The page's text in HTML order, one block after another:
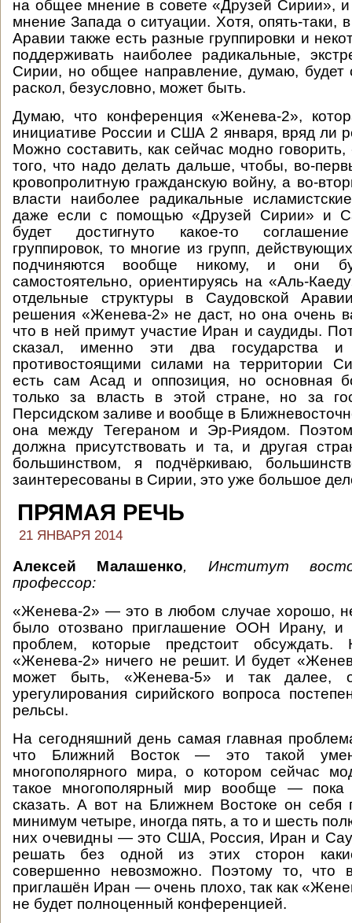
на общее мнение в совете «Друзей Сирии»,
мнение Запада о ситуации. Хотя, опять-таки,
Аравии также есть разные группировки и
поддерживать наиболее радикальные,
Сирии, но общее направление, думаю, будет
раскол, безусловно, может быть.
Думаю, что конференция «Женева-2»,
инициативе России и США 2 января, вряд ли
Можно составить, как сейчас модно
того, что надо делать дальше, чтобы, во-
кровопролитную гражданскую войну, а во-
власти наиболее радикальные
даже если с помощью «Друзей Сирии» и
будет достигнуто какое-то
группировок, то многие из групп,
подчиняются вообще никому, и они
самостоятельно, ориентируясь на «Аль-
отдельные структуры в Саудовской
решения «Женева-2» не даст, но она очень
что в ней примут участие Иран и саудиды.
сказал, именно эти два государства и
противостоящими силами на территории
есть сам Асад и оппозиция, но основная
только за власть в этой стране, но за
Персидском заливе и вообще в
она между Тегераном и Эр-Риядом.
должна присутствовать и та, и другая
большинством, я подчёркиваю,
заинтересованы в Сирии, это уже большое
ПРЯМАЯ РЕЧЬ
21 ЯНВАРЯ 2014
Алексей Малашенко, Институт
профессор:
«Женева-2» — это в любом случае хорошо,
было отозвано приглашение ООН Ирану, и
проблем, которые предстоит обсуждать.
«Женева-2» ничего не решит. И будет
может быть, «Женева-5» и так далее,
урегулирования сирийского вопроса
рельсы.
На сегодняшний день самая главная
что Ближний Восток — это такой
многополярного мира, о котором сейчас
такое многополярный мир вообще — пока
сказать. А вот на Ближнем Востоке он себя
минимум четыре, иногда пять, а то и шесть
них очевидны — это США, Россия, Иран и
решать без одной из этих сторон
совершенно невозможно. Поэтому то,
приглашён Иран — очень плохо, так как
не будет полноценный конференцией.